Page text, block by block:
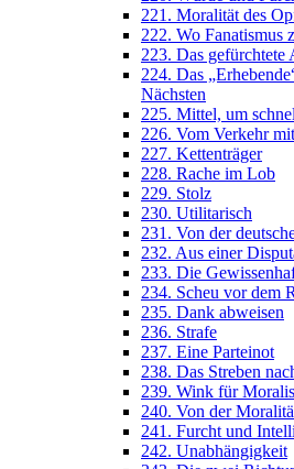
221. Moralität des
222. Wo Fanatismus
223. Das gefürchtete
224. Das
Nächsten
225. Mittel, um
226. Vom Verkehr
227. Kettenträger
228. Rache im Lob
229. Stolz
230. Utilitarisch
231. Von der
232. Aus einer
233. Die
234. Scheu vor dem
235. Dank abweisen
236. Strafe
237. Eine Parteinot
238. Das Streben
239. Wink für
240. Von der
241. Furcht und
242. Unabhängigkeit